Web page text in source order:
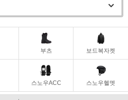
부츠 보드복자켓
스노우ACC 스노우헬멧